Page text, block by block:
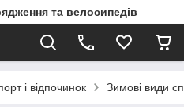
та велосипедів
і відпочинок Зимові види